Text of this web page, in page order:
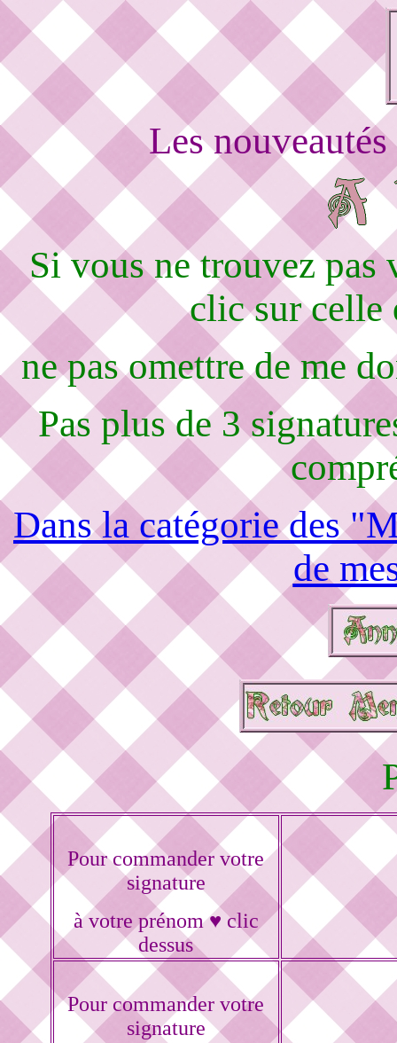
Les
Si vous ne trouvez pas
clic sur celle
ne pas omettre de me
Pas plus de 3
Dans la catégorie des
de
Pour commander votre
signature
à votre prénom ♥ clic
dessus
Pour commander votre
signature